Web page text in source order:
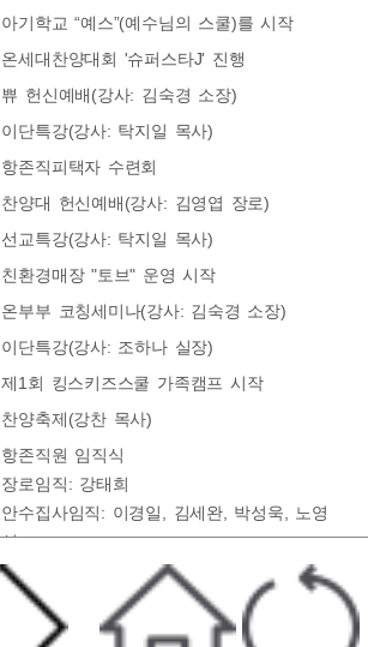
아기학교 “예스”(예수님의 스쿨)를 시작
온세대찬양대회 '슈퍼스타J' 진행
쀼 헌신예배(강사: 김숙경 소장)
이단특강(강사: 탁지일 목사)
항존직피택자 수련회
찬양대 헌신예배(강사: 김영엽 장로)
선교특강(강사: 탁지일 목사)
친환경매장 "토브" 운영 시작
온부부 코칭세미나(강사: 김숙경 소장)
이단특강(강사: 조하나 실장)
제1회 킹스키즈스쿨 가족캠프 시작
찬양축제(강찬 목사)
항존직원 임직식
장로임직: 강태희
안수집사임직: 이경일, 김세완, 박성욱, 노영
섭
권사임직: 김효순A, 이숙희A, 이소영B, 양남
순, 조형미, 이근자, 정은희
항존직 은퇴예식